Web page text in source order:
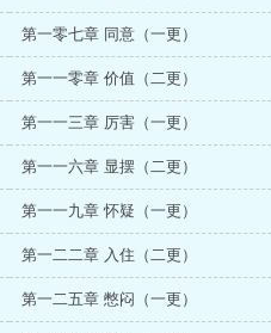
第一零七章 同意（一更）
第一一零章 价值（二更）
第一一三章 厉害（一更）
第一一六章 显摆（二更）
第一一九章 怀疑（一更）
第一二二章 入住（二更）
第一二五章 憋闷（一更）